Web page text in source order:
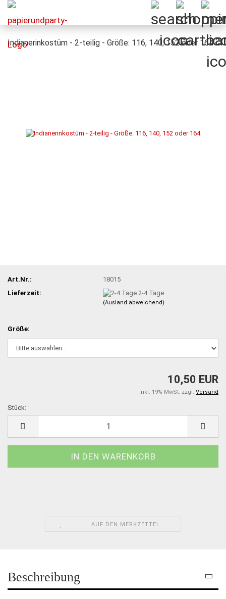
Indianerinkostüm - 2-teilig - Größe: 116, 140, 152 oder 164
Art.Nr.:
18015
Lieferzeit:
2-4 Tage
(Ausland abweichend)
Größe:
10,50 EUR
inkl. 19% MwSt. zzgl. Versand
Stück:
AUF DEN MERKZETTEL
Beschreibung